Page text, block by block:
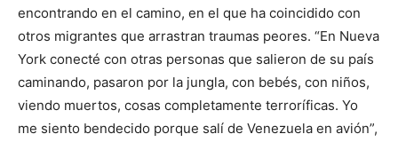
encontrando en el camino, en el que ha coincidido con
otros migrantes que arrastran traumas peores. “En Nueva
York conecté con otras personas que salieron de su país
caminando, pasaron por la jungla, con bebés, con niños,
viendo muertos, cosas completamente terroríficas. Yo
me siento bendecido porque salí de Venezuela en avión”,